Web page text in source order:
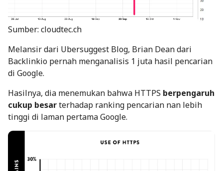
Sumber: cloudtec.ch
Melansir dari Ubersuggest Blog, Brian Dean dari
Backlinkio pernah menganalisis 1 juta hasil pencarian
di Google.
Hasilnya, dia menemukan bahwa HTTPS berpengaruh
cukup besarterhadap ranking pencarian nan lebih
tinggi di laman pertama Google.